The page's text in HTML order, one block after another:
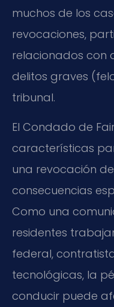
muchos de los
revocaciones,
relacionados con
delitos graves
tribunal.
El Condado de
características
una revocación
consecuencias
Como una
residentes
federal,
tecnológicas, la
conducir puede